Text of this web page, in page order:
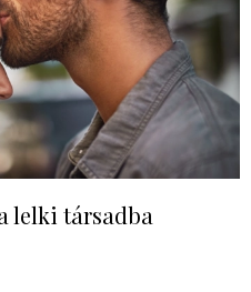
lelki társadba